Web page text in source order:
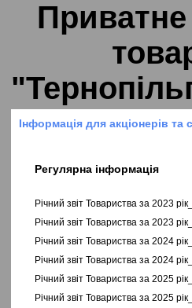
Приватне
Інформація для акціонерів та
Регулярна інформація
Річний звіт Товариства за 2023
Річний звіт Товариства за 2023
Річний звіт Товариства за 2024
Річний звіт Товариства за 2024
Річний звіт Товариства за 2025
Річний звіт Товариства за 2025